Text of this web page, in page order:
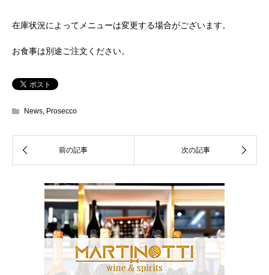
在庫状況によってメニューは変更する場合がございます。
お食事は別途ご注文ください。
News, Prosecco